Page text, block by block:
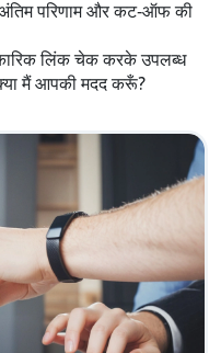
परिणाम और कट‑ऑफ की
लिंक चेक करके उपलब्ध
मैं आपकी मदद करूँ?